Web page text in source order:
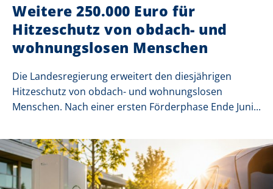
Weitere 250.000 Euro für
Hitzeschutz von obdach- und
wohnungslosen Menschen
Die Landesregierung erweitert den diesjährigen
Hitzeschutz von obdach- und wohnungslosen
Menschen. Nach einer ersten Förderphase Ende Juni...